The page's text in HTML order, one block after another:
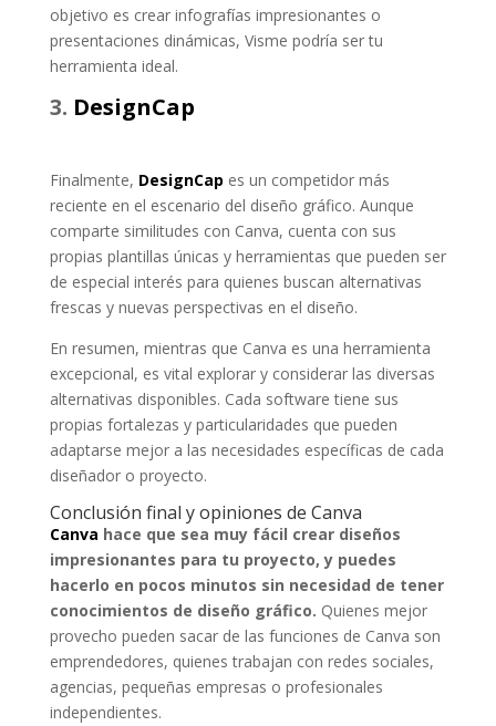
objetivo es crear infografías impresionantes o
presentaciones dinámicas, Visme podría ser tu
herramienta ideal.
3. DesignCap
Finalmente, DesignCap es un competidor más
reciente en el escenario del diseño gráfico. Aunque
comparte similitudes con Canva, cuenta con sus
propias plantillas únicas y herramientas que pueden ser
de especial interés para quienes buscan alternativas
frescas y nuevas perspectivas en el diseño.
En resumen, mientras que Canva es una herramienta
excepcional, es vital explorar y considerar las diversas
alternativas disponibles. Cada software tiene sus
propias fortalezas y particularidades que pueden
adaptarse mejor a las necesidades específicas de cada
diseñador o proyecto.
Conclusión final y opiniones de Canva
Canva hace que sea muy fácil crear diseños
impresionantes para tu proyecto, y puedes
hacerlo en pocos minutos sin necesidad de tener
conocimientos de diseño gráfico. Quienes mejor
provecho pueden sacar de las funciones de Canva son
emprendedores, quienes trabajan con redes sociales,
agencias, pequeñas empresas o profesionales
independientes.